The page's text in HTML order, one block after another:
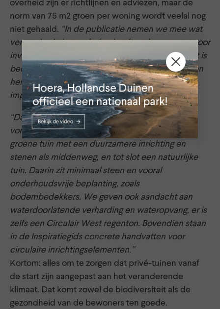
overheid zijn er richtlijnen en adviezen, maar de
norm van 75 m2 groen per woning wordt veelal nog
niet gehaald. “In de publicatie nemen we mee wat
verstening in het verleden heeft gedaan en wat voor
invloed die ‘grijze’ tuinen nog steeds hebben. Het is
bedoeld om de keten aan het denken te zetten en
hen te verleiden om gezamenlijk meer positieve
impact te maken”, zegt Ilse.
“Daarom hebben we drie voorbeeldtuinen laten
vormgeven: een grijze tuin met vooral steen, een
groene tuin met een duurzamere inrichting en
stenen als middenweg, en tot slot een natuurlijke
tuin. Daarin zit minimaal steen en vooral
onderhoudsvrije beplanting, zoals
bodembedekkers. We geven ook aandacht aan
waterdoorlatende verharding en wateropvang, er is
zelfs een Circulair West regenton. Bovendien staan
in de Inspiratiegids concrete handvatten voor
circulaire inrichtingselementen.”
Kortom: alles om te zorgen dat privé-tuinen vanaf
de start zijn aangepast aan het veranderende
klimaat. Dat komt zowel de biodiversiteit als de
gezondheid van de bewoners ten goede.